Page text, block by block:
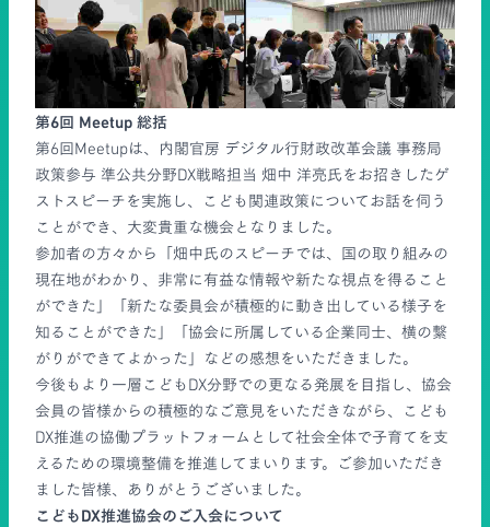
第6回 Meetup 総括
第6回Meetupは、内閣官房 デジタル行財政改革会議 事務局
政策参与 準公共分野DX戦略担当 畑中 洋亮氏をお招きしたゲ
ストスピーチを実施し、こども関連政策についてお話を伺う
ことができ、大変貴重な機会となりました。
参加者の方々から「畑中氏のスピーチでは、国の取り組みの
現在地がわかり、非常に有益な情報や新たな視点を得ること
ができた」「新たな委員会が積極的に動き出している様子を
知ることができた」「協会に所属している企業同士、横の繋
がりができてよかった」などの感想をいただきました。
今後もより一層こどもDX分野での更なる発展を目指し、協会
会員の皆様からの積極的なご意見をいただきながら、こども
DX推進の協働プラットフォームとして社会全体で子育てを支
えるための環境整備を推進してまいります。ご参加いただき
ました皆様、ありがとうございました。
こどもDX推進協会のご入会について